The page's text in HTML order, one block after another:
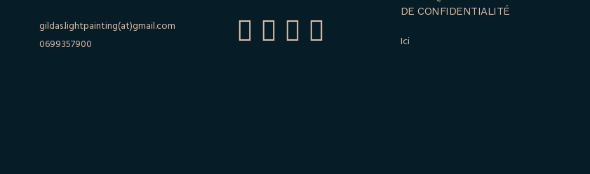
gildas.lightpainting(at)gmail.com
0699357900
DE CONFIDENTIALITÉ
Ici